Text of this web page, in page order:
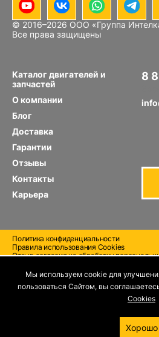
© 2016–2026 ООО «Группа
Все права защищены
Каталог двигателей и
запчастей
О компании
Блог
Доставка
Гарантии
Отзывы
Контакты
Карьера
8
Политика конфиденциальности
Правила использования Cооkies
Отзыв согласия на обработку
Мы используем cookie для
пользоваться Сайтом, вы
Cооkies
Хорошо